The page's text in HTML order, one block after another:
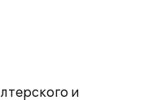
и